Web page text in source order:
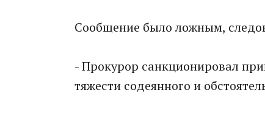
Сообщение было ложным,
- Прокурор санкционировал
тяжести содеянного и